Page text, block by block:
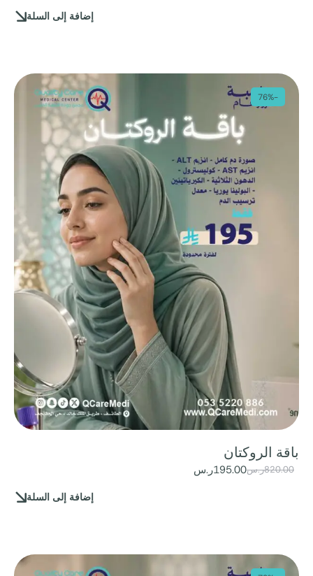
إضافة إلى السلة
-76%
باقة الروكتان
820.00ر.س195.00ر.س
إضافة إلى السلة